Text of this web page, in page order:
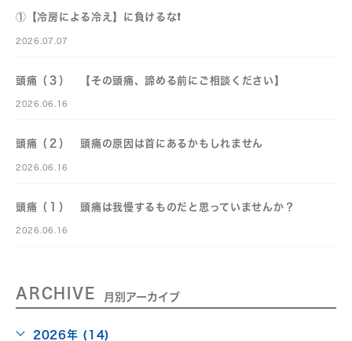
①【冷房による冷え】に負けるな❗️
2026.07.07
頭痛（３） 【その頭痛、諦める前にご相談ください】
2026.06.16
頭痛（２） 頭痛の原因は首にあるかもしれません
2026.06.16
頭痛（１） 頭痛は我慢するものだと思っていませんか？
2026.06.16
ARCHIVE 月別アーカイブ
2026年 (14)